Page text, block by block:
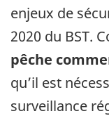
enjeux de
2020 du BST.
pêche
qu’il est
surveillance